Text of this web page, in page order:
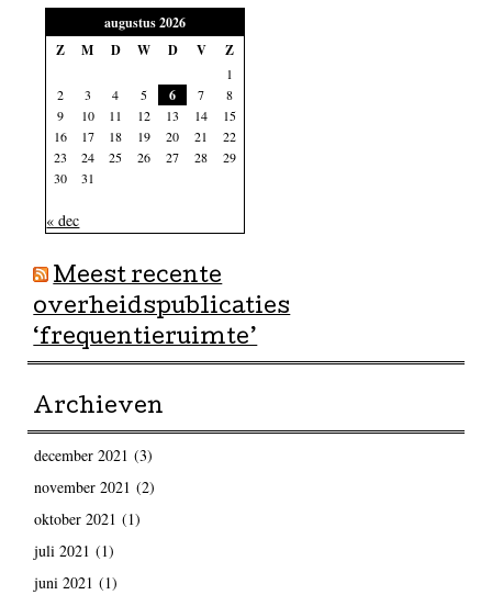
augustus 2026
Z
M D W D V Z
1
2
3 4 5 6 7
8
9
10 11 12 13 14
15
16
17 18 19 20 21
22
23
24 25 26 27 28
29
30
31
« dec
Meest recente
overheidspublicaties
‘frequentieruimte’
Archieven
december 2021 (3)
november 2021 (2)
oktober 2021 (1)
juli 2021 (1)
juni 2021 (1)